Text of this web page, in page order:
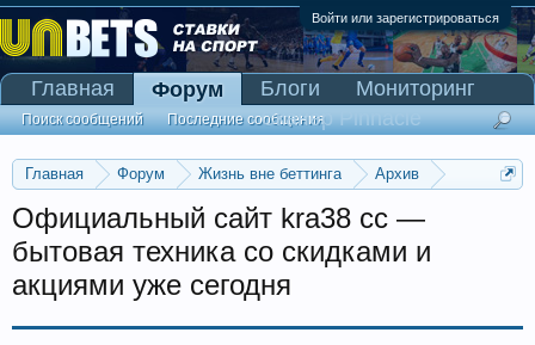
Войти или зарегистрироваться
Главная Форум Жизнь вне беттинга
Архив
Прогнозы на Олимпийские игры 2016
Официальный сайт kra38 cc —
бытовая техника со скидками и
акциями уже сегодня
Главная Форум
Поиск сообщений Последние сообщения
Блоги
Мониторинг
Сканер Pinnacle